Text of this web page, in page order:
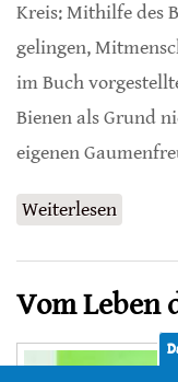
Kreis: Mithilfe des
gelingen,
im Buch
Bienen als Grund
eigenen
Weiterlesen
Vom Leben